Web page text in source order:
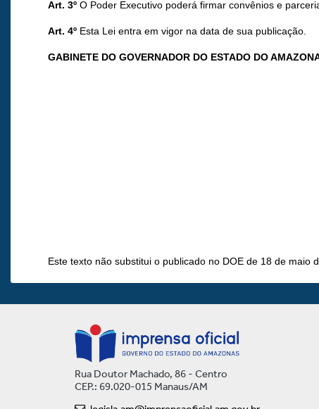
Art. 3º O Poder Executivo poderá firmar convênios e
Art. 4º Esta Lei entra em vigor na data de sua publicação.
GABINETE DO GOVERNADOR DO ESTADO DO
Este texto não substitui o publicado no DOE de 18 de maio
Rua Doutor Machado, 86 - Centro
CEP.: 69.020-015 Manaus/AM